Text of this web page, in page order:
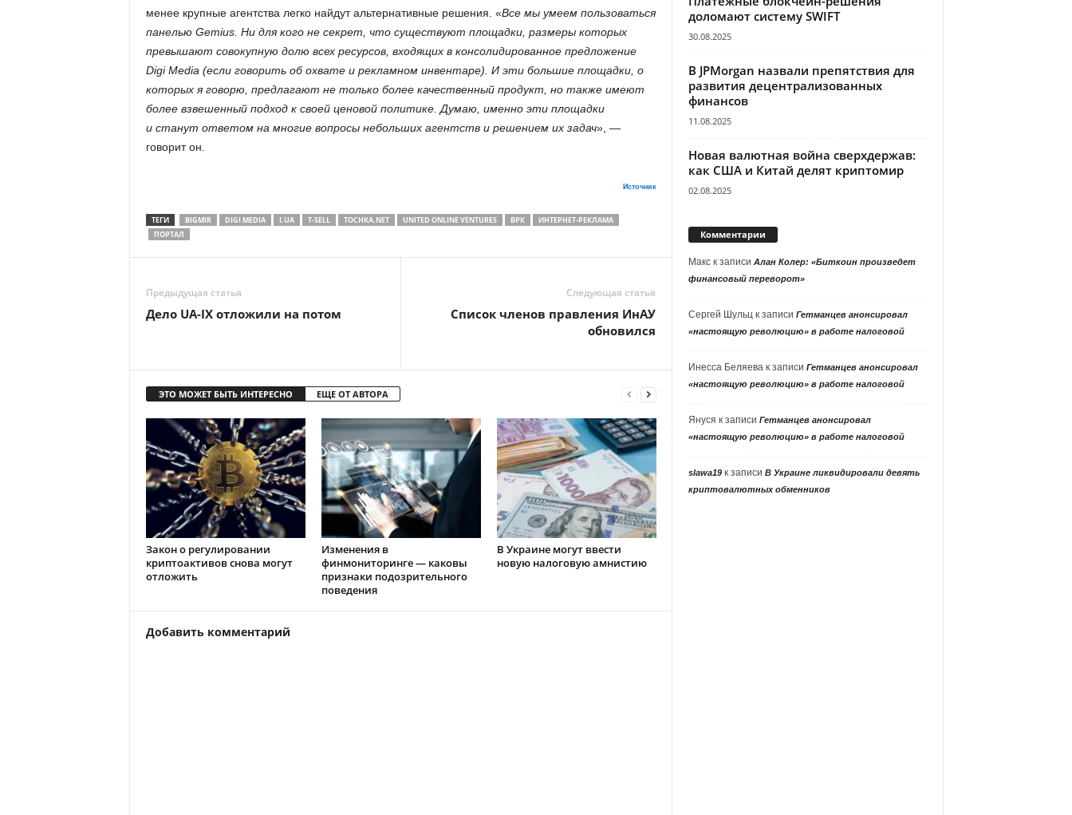
менее крупные агентства легко найдут альтернативные решения. «Все мы умеем пользоваться
панелью Gemius. Ни для кого не секрет, что существуют площадки, размеры которых
превышают совокупную долю всех ресурсов, входящих в консолидированное предложение
Digi Media (если говорить об охвате и рекламном инвентаре). И эти большие площадки, о
которых я говорю, предлагают не только более качественный продукт, но также имеют
более взвешенный подход к своей ценовой политике. Думаю, именно эти площадки
и станут ответом на многие вопросы небольших агентств и решением их задач», —
говорит он.
Источник
ТЕГИ BIGMIR DIGI MEDIA I.UA T-SELL TOCHKA.NET UNITED ONLINE VENTURES ВРК
ИНТЕРНЕТ-РЕКЛАМА
ПОРТАЛ
Предыдущая статья
Дело UA-IX отложили на потом
Следующая статья
Список членов правления ИнАУ
обновился
ЭТО МОЖЕТ БЫТЬ ИНТЕРЕСНО ЕЩЕ ОТ АВТОРА
Закон о регулировании
криптоактивов снова могут
отложить
Изменения в
финмониторинге — каковы
признаки подозрительного
поведения
В Украине могут ввести
новую налоговую амнистию
Добавить комментарий
доломают систему SWIFT
30.08.2025
В JPMorgan назвали препятствия для
развития децентрализованных
финансов
11.08.2025
Новая валютная война сверхдержав:
как США и Китай делят криптомир
02.08.2025
Комментарии
Макск записи Алан Колер: «Биткоин произведет
финансовый переворот»
Сергей Шульцк записи Гетманцев анонсировал
«настоящую революцию» в работе налоговой
Инесса Беляевак записи Гетманцев анонсировал
«настоящую революцию» в работе налоговой
Януся к записи Гетманцев анонсировал
«настоящую революцию» в работе налоговой
slawa19к записи В Украине ликвидировали девять
криптовалютных обменников